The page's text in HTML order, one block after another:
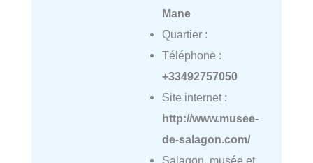
Mane
Quartier :
Téléphone :
+33492757050
Site internet :
http://www.musee-
de-salagon.com/